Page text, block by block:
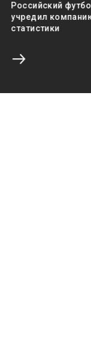
Российский
учредил
статистики